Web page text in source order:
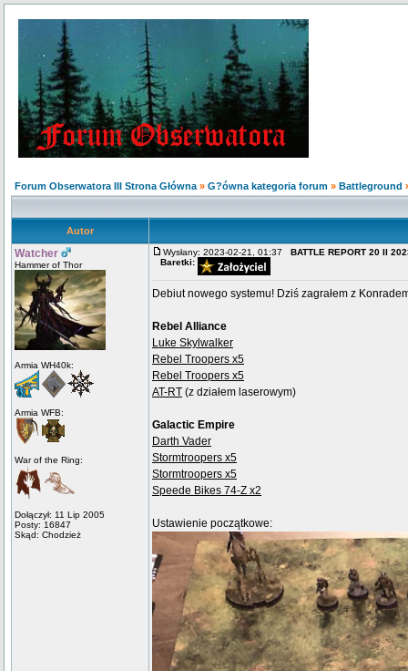
Forum Obserwatora III Strona Główna » G?ówna kategoria forum » Battleground
Autor
Watcher
Hammer of Thor
Armia WH40k:
Armia WFB:
War of the Ring:
Dołączył: 11 Lip 2005
Posty: 16847
Skąd: Chodzież
Wysłany: 2023-02-21, 01:37 BATTLE REPORT 20 II
Baretki:
Debiut nowego systemu! Dziś zagrałem z
Rebel Alliance
Luke Skylwalker
Rebel Troopers x5
Rebel Troopers x5
AT-RT (z działem laserowym)
Galactic Empire
Darth Vader
Stormtroopers x5
Stormtroopers x5
Speede Bikes 74-Z x2
Ustawienie początkowe: